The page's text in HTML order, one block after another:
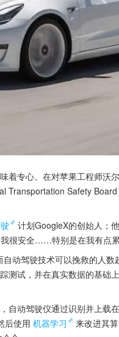
着专心。在对苹果工程师沃
Transportation Safety
计划GoogleX的创始人；
很安全……特别是在我有点
动驾驶技术可以挽救的人
测试，并在真实数据的基础
自动驾驶仪通过识别并上载
后使用 机器学习
来改进其